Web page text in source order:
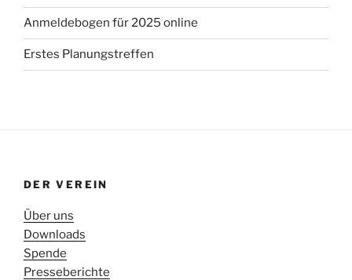
Anmeldebogen für 2025 online
Erstes Planungstreffen
DER VEREIN
Über uns
Downloads
Spende
Presseberichte